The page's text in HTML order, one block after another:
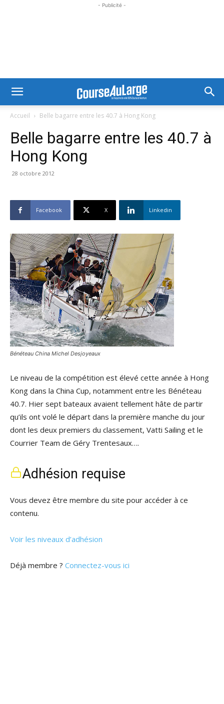
- Publicité -
Accueil Belle bagarre entre les 40.7 à Hong Kong
Belle bagarre entre les 40.7 à
Hong Kong
28 octobre 2012
Facebook X Linkedin
Bénéteau China Michel Desjoyeaux
Le niveau de la compétition est élevé cette année à Hong
Kong dans la China Cup, notamment entre les Bénéteau
40.7. Hier sept bateaux avaient tellement hâte de partir
qu’ils ont volé le départ dans la première manche du jour
dont les deux premiers du classement, Vatti Sailing et le
Courrier Team de Géry Trentesaux….
Adhésion requise
Vous devez être membre du site pour accéder à ce
contenu.
Voir les niveaux d’adhésion
Déjà membre ? Connectez-vous ici